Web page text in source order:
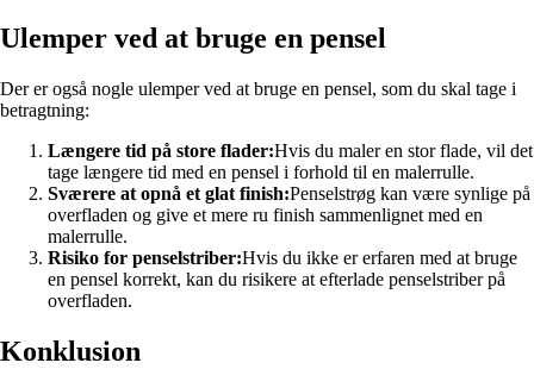
Ulemper ved at bruge en pensel
Der er også nogle ulemper ved at bruge en pensel, som du skal tage i
betragtning:
Længere tid på store flader:Hvis du maler en stor flade, vil det
tage længere tid med en pensel i forhold til en malerrulle.
Sværere at opnå et glat finish:Penselstrøg kan være synlige på
overfladen og give et mere ru finish sammenlignet med en
malerrulle.
Risiko for penselstriber:Hvis du ikke er erfaren med at bruge
en pensel korrekt, kan du risikere at efterlade penselstriber på
overfladen.
Konklusion